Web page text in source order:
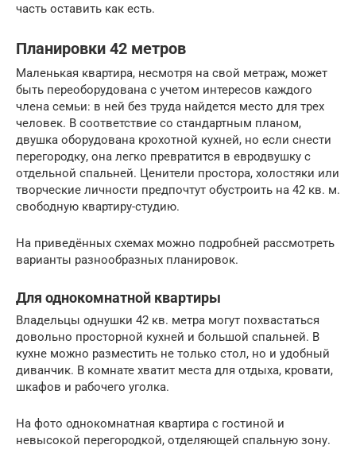
часть оставить как есть.
Планировки 42 метров
Маленькая квартира, несмотря на свой метраж, может
быть переоборудована с учетом интересов каждого
члена семьи: в ней без труда найдется место для трех
человек. В соответствие со стандартным планом,
двушка оборудована крохотной кухней, но если снести
перегородку, она легко превратится в евродвушку с
отдельной спальней. Ценители простора, холостяки или
творческие личности предпочтут обустроить на 42 кв. м.
свободную квартиру-студию.
На приведённых схемах можно подробней рассмотреть
варианты разнообразных планировок.
Для однокомнатной квартиры
Владельцы однушки 42 кв. метра могут похвастаться
довольно просторной кухней и большой спальней. В
кухне можно разместить не только стол, но и удобный
диванчик. В комнате хватит места для отдыха, кровати,
шкафов и рабочего уголка.
На фото однокомнатная квартира с гостиной и
невысокой перегородкой, отделяющей спальную зону.